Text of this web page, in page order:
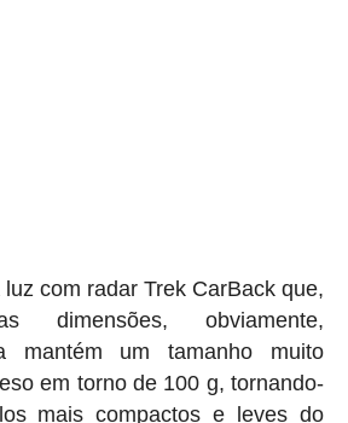
com radar Trek CarBack que,
obviamente,
mantém um tamanho muito
em torno de 100 g, tornando-
mais compactos e leves do